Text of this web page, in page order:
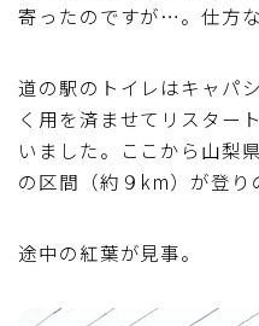
寄ったのですが…。仕方な
道の駅のトイレはキャパ
く用を済ませてリスター
いました。ここから山梨
の区間（約９km）が登り
途中の紅葉が見事。